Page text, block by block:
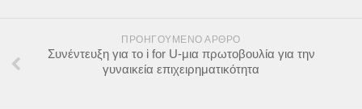
ΠΡΟΗΓΟΎΜΕΝΟ ΆΡΘΡΟ
Συνέντευξη για το i for U-μια πρωτοβουλία για την
γυναικεία επιχειρηματικότητα